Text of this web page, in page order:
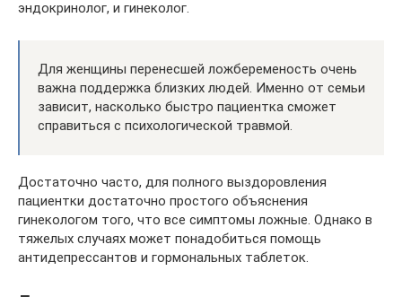
эндокринолог, и гинеколог.
Для женщины перенесшей ложбеременость очень
важна поддержка близких людей. Именно от семьи
зависит, насколько быстро пациентка сможет
справиться с психологической травмой.
Достаточно часто, для полного выздоровления
пациентки достаточно простого объяснения
гинекологом того, что все симптомы ложные. Однако в
тяжелых случаях может понадобиться помощь
антидепрессантов и гормональных таблеток.